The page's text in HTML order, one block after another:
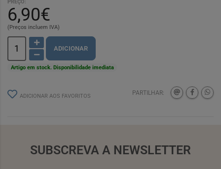
PREÇO:
6,90€
(Preços incluem IVA)
ADICIONAR
Artigo em stock. Disponibilidade imediata
ADICIONAR AOS FAVORITOS PARTILHAR:
SUBSCREVA A NEWSLETTER